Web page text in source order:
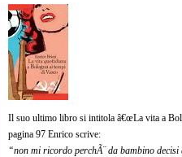
Il suo ultimo libro si intitola â€œLa vita a
pagina 97 Enrico scrive:
“non mi ricordo perchÃ¨ da bambino